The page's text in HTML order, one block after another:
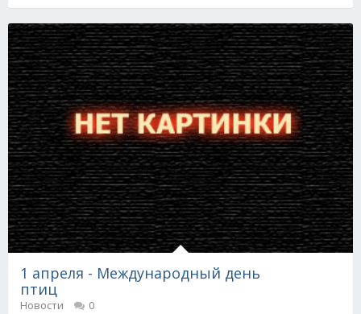
1 апреля - Международный день
птиц
Новости
0